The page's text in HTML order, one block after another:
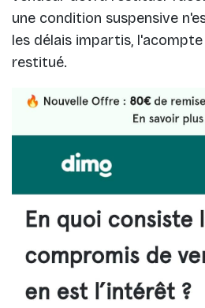
une condition suspensive
les délais impartis,
restitué.